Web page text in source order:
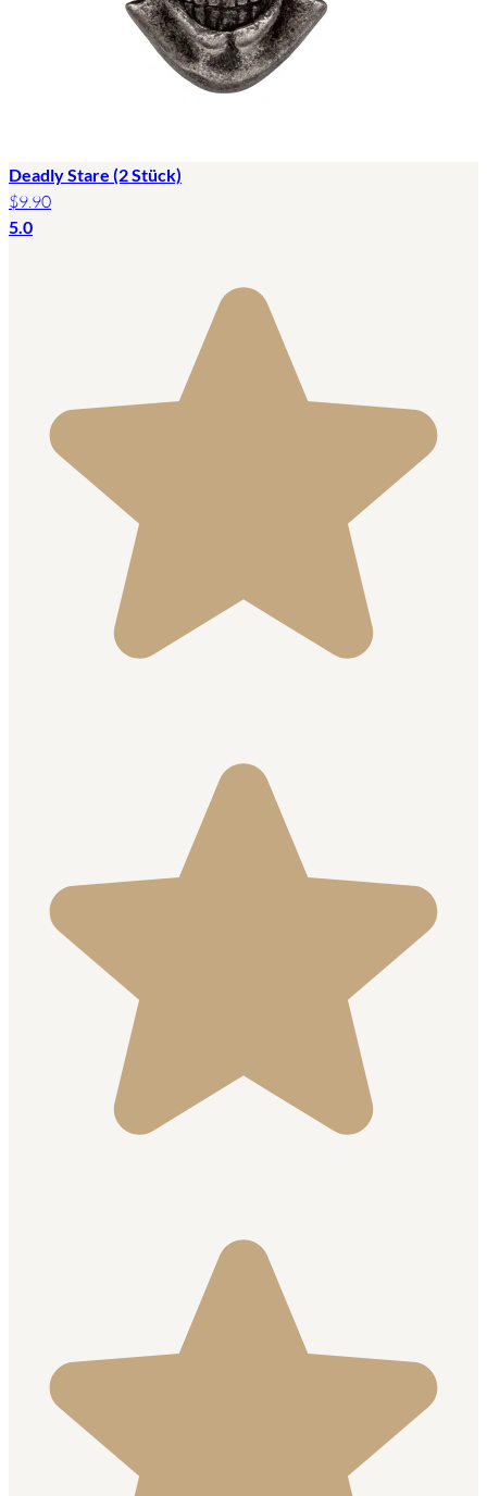
Deadly Stare (2 Stück)
$9.90
5.0